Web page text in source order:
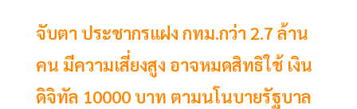
จับตา ประชากรแฝง กทม.กว่า 2.7 ล้าน
คน มีความเสี่ยงสูง อาจหมดสิทธิใช้ เงิน
ดิจิทัล 10000 บาท ตามนโนบายรัฐบาล